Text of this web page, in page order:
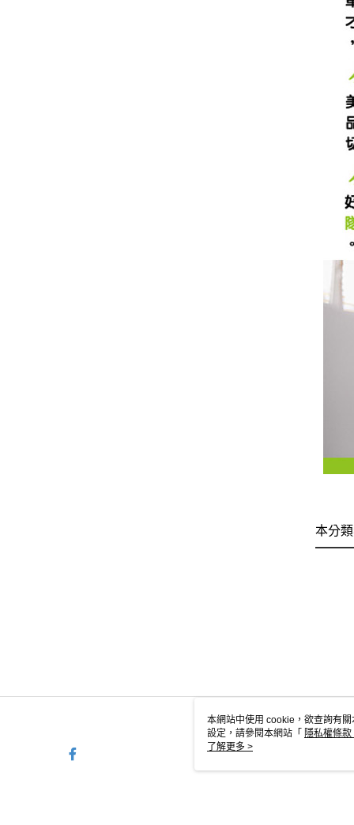
本分
本網站中使用 cookie，欲查詢有
設定，請參閱本網站「 隱私權條款
使用 cookie。
了解更多 >